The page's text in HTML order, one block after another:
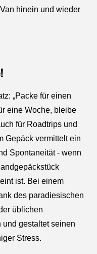
hinein und wieder
„Packe für einen
eine Woche, bleibe
für Roadtrips und
Gepäck vermittelt ein
Spontaneität - wenn
ist. Bei einem
des paradiesischen
üblichen
gestaltet seinen
Stress.